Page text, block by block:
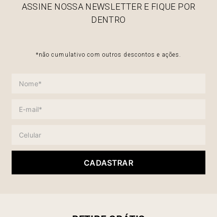
ASSINE NOSSA NEWSLETTER E FIQUE POR
DENTRO
*não cumulativo com outros descontos e ações.
CADASTRAR